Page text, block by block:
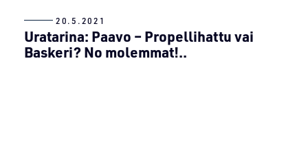
20.5.2021
Uratarina: Paavo – Propellihattu vai
Baskeri? No molemmat!..